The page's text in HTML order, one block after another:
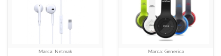
Marca: Netmak Marca: Generica